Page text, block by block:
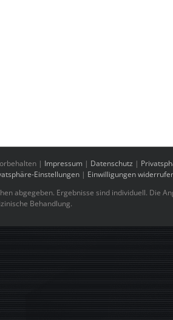
| Impressum | Datenschutz |
Einstellungen | Einwilligungen
abgegeben. Ergebnisse sind individuell. Die
Behandlung.